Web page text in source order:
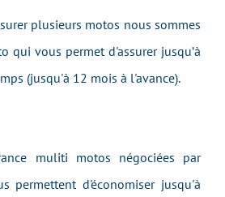
plusieurs motos nous sommes
qui vous permet d'assurer jusqu’à
(jusqu'à 12 mois à l'avance).
muliti motos négociées par
permettent d'économiser jusqu'à